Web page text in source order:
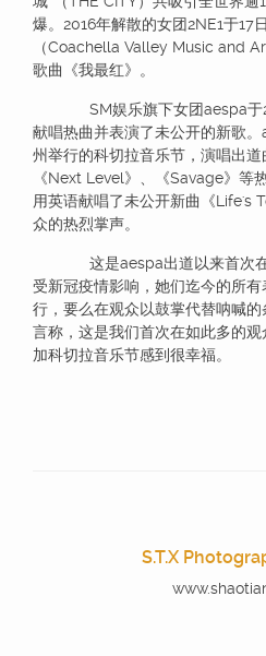
爆。2016年解散的女团2NE1于17
（Coachella Valley Music and
歌曲《我最红》。
SM娱乐旗下女团aespa于
献唱热曲并表演了未公开的新歌
州举行的科切拉音乐节，演唱出
《Next Level》、《Savage》等
用英语献唱了未公开新曲《Life's
众的热烈掌声。
这是aespa出道以来首次在
受新冠疫情影响，她们迄今的所
行，要么在观众以鼓掌代替呐喊
言称，这是我们首次在如此多的
加科切拉音乐节感到很幸福。
S.T.X